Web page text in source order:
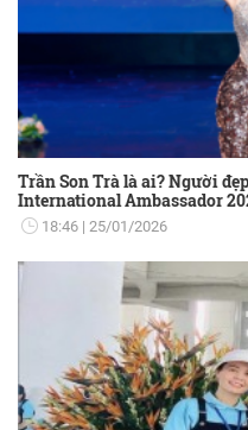
Trần Son Trà là ai? Người
International Ambassador
18:46 25/01/2026